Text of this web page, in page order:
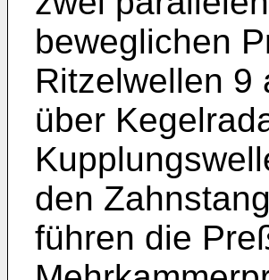
beweglichen
Ritzelwellen 9
über
den
führen die